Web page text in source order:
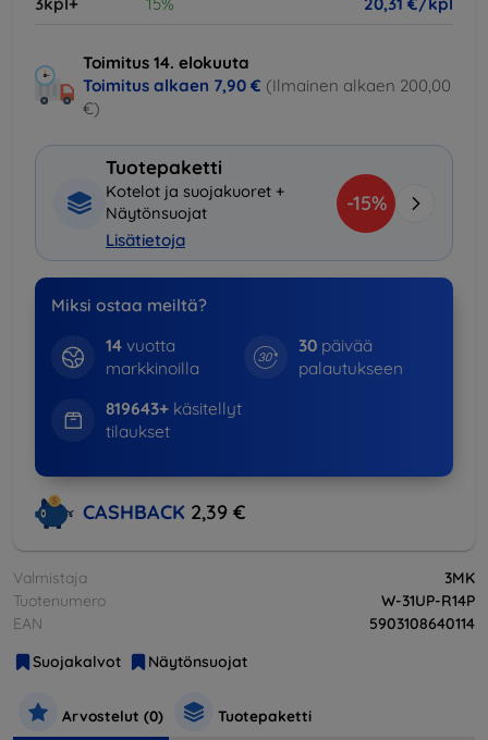
Toimitus 14. elokuuta
Toimitus alkaen 7,90 € (Ilmainen alkaen 200,00
€)
Tuotepaketti
Kotelot ja suojakuoret +
Näytönsuojat
Lisätietoja
-15%
Miksi ostaa meiltä?
14vuotta
markkinoilla
30 päivää
palautukseen
819643+käsitellyt
tilaukset
CASHBACK 2,39 €
Valmistaja
3MK
Tuotenumero
W-31UP-R14P
EAN
5903108640114
Suojakalvot
Näytönsuojat
Arvostelut (0) Tuotepaketti